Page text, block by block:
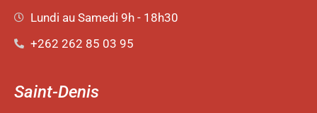
Lundi au Samedi 9h - 18h30
+262 262 85 03 95
Saint-Denis